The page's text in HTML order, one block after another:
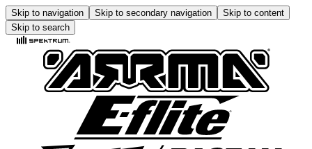
Skip to navigation Skip to secondary navigation
Skip to content
Skip to search